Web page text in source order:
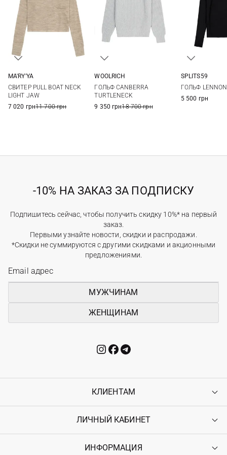
MA'RY'YA
СВИТЕР PULL BOAT NECK
LIGHT JAW
7 020 грн11 700 грн
XL
WOOLRICH
ГОЛЬФ CANBERRA
TURTLENECK
9 350 грн18 700 грн
SPLITS59
ГОЛЬФ LENNON
5 500 грн
-10% НА ЗАКАЗ ЗА ПОДПИСКУ
Подпишитесь сейчас, чтобы получить скидку 10%* на первый
заказ.
Первыми узнайте новости, скидки и распродажи.
*Скидки не суммируются с другими скидками и акционными
предложениями.
МУЖЧИНАМ
ЖЕНЩИНАМ
КЛИЕНТАМ
Контакты
Возврат
ЛИЧНЫЙ КАБИНЕТ
Войти
ИНФОРМАЦИЯ